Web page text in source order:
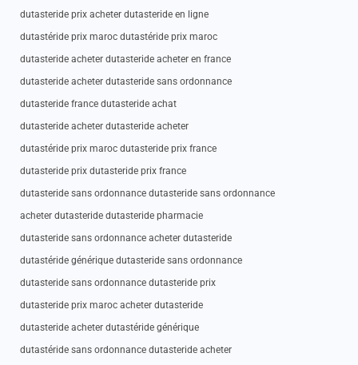
dutasteride prix acheter dutasteride en ligne
dutastéride prix maroc dutastéride prix maroc
dutasteride acheter dutasteride acheter en france
dutasteride acheter dutasteride sans ordonnance
dutasteride france dutasteride achat
dutasteride acheter dutasteride acheter
dutastéride prix maroc dutasteride prix france
dutasteride prix dutasteride prix france
dutasteride sans ordonnance dutasteride sans ordonnance
acheter dutasteride dutasteride pharmacie
dutasteride sans ordonnance acheter dutasteride
dutastéride générique dutasteride sans ordonnance
dutasteride sans ordonnance dutasteride prix
dutasteride prix maroc acheter dutasteride
dutasteride acheter dutastéride générique
dutastéride sans ordonnance dutasteride acheter